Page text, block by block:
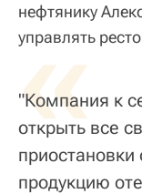
нефтянику
управлять
«
"Компания к
открыть все
продукцию